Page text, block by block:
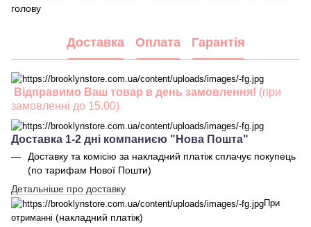
голову
Доставка Оплата Гарантія
Відправимо Ваш товар в день замовлення! (при
замовленні до 15.00)
Доставка 1-2 дні компаниєю "Нова Пошта"
Доставку та комісію за накладний платіж сплачує покупець
(по тарифам Нової Пошти)
Детальніше про доставку
При
отриманні (накладний платіж)